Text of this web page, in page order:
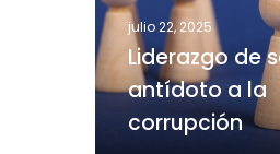
la
corrupción
julio 22, 2025
Liderazgo de
antídoto a la
corrupción